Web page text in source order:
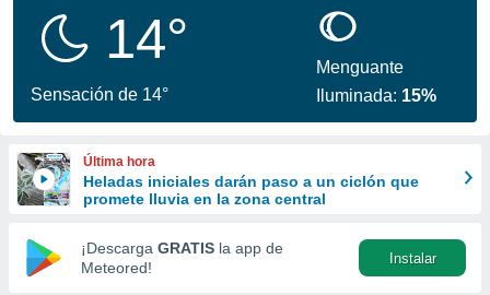
se
calidad.
a este
las
y
forma
digital
basada
14°
Sensación de 14°
Menguante
Iluminada: 15%
Última hora
Heladas iniciales darán paso a un ciclón que
promete lluvia en la zona central
¡Descarga GRATIS la app de
Meteored!
Instalar